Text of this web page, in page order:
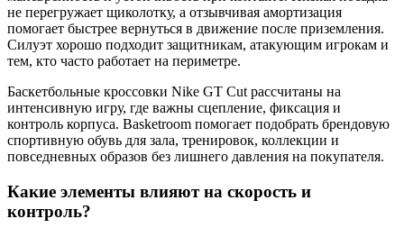
не перегружает щиколотку, а отзывчивая амортизация
помогает быстрее вернуться в движение после приземления.
Силуэт хорошо подходит защитникам, атакующим игрокам и
тем, кто часто работает на периметре.
Баскетбольные кроссовки Nike GT Cut рассчитаны на
интенсивную игру, где важны сцепление, фиксация и
контроль корпуса. Basketroom помогает подобрать брендовую
спортивную обувь для зала, тренировок, коллекции и
повседневных образов без лишнего давления на покупателя.
Какие элементы влияют на скорость и
контроль?